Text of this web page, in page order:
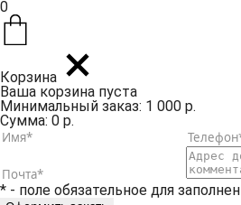
0
Корзина
Ваша корзина пуста
Минимальный заказ: 1 000 р.
Сумма: 0 р.
* - поле обязательное для